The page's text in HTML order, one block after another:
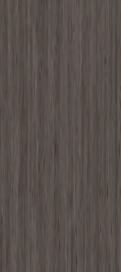
/シックＷ910×